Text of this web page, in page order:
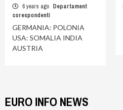
6 years ago Departament
corespondenti
GERMANIA: POLONIA
USA: SOMALIA INDIA
AUSTRIA
EURO INFO NEWS